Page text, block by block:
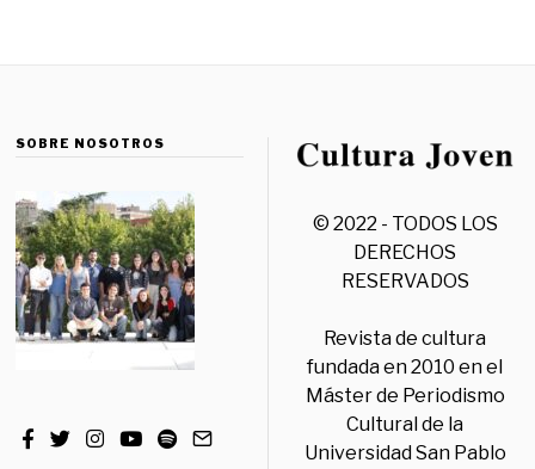
SOBRE NOSOTROS
© 2022 - TODOS LOS
DERECHOS
RESERVADOS
Revista de cultura
fundada en 2010 en el
Máster de Periodismo
Cultural de la
Universidad San Pablo